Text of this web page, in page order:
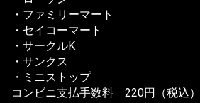
・ファミリーマート
・セイコーマート
・サークルK
・サンクス
・ミニストップ
コンビニ支払手数料 220円（税込）